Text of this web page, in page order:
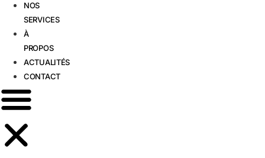
NOS
SERVICES
À
PROPOS
ACTUALITÉS
CONTACT